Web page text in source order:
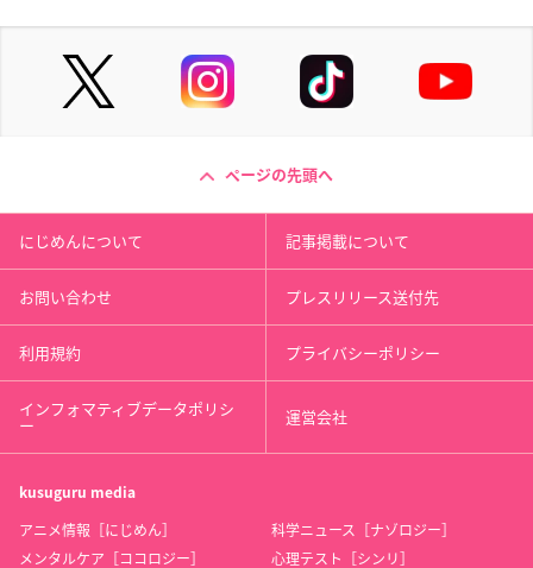
ページの先頭へ
にじめんについて 記事掲載について
お問い合わせ プレスリリース送付先
利用規約 プライバシーポリシー
インフォマティブデータポリシ
ー 運営会社
kusuguru media
アニメ情報［にじめん］
科学ニュース［ナゾロジー］
メンタルケア［ココロジー］
心理テスト［シンリ］